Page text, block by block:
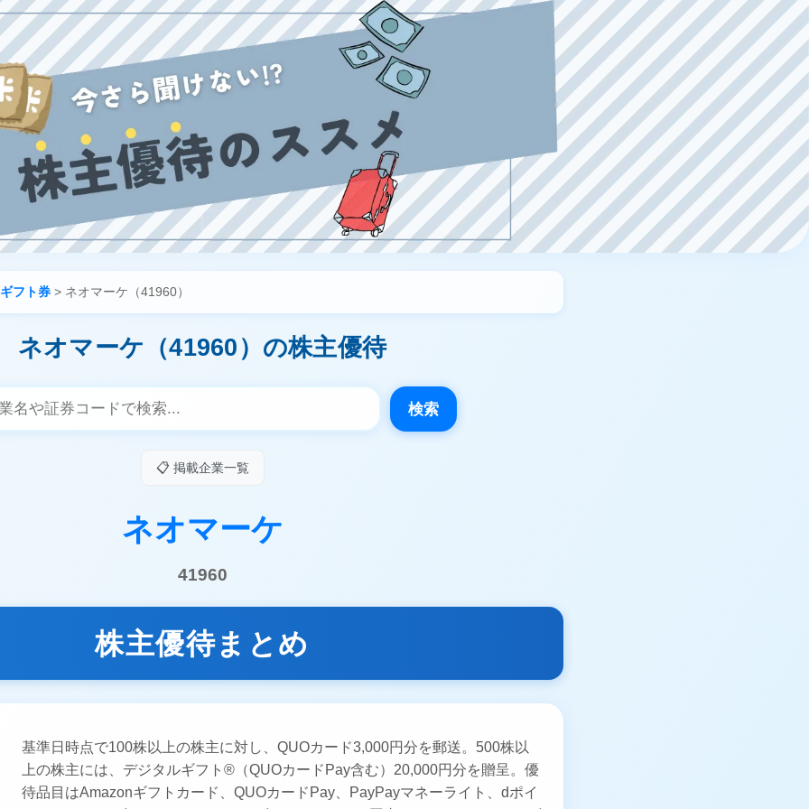
フト券 > ネオマーケ（41960）
ネオマーケ（41960）の株主優待
検索
📋 掲載企業一覧
ネオマーケ
41960
株主優待まとめ
基準日時点で100株以上の株主に対し、QUOカード3,000円分を郵送。500株以
上の株主には、デジタルギフト®（QUOカードPay含む）20,000円分を贈呈。優
待品目はAmazonギフトカード、QUOカードPay、PayPayマネーライト、dポイ